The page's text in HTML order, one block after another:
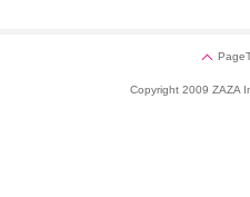
Copyright 2009 ZAZA